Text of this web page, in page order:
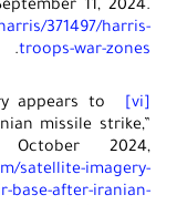
Vox, September 11,
harris/371497/
troops-war-
.
appears to
Iranian missile
, 3 October
satellite-
at-air-base-after-